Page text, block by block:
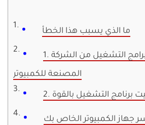
ما الذي يسبب هذا الخطأ
1. احصل على برامج التشغيل من الشركة
المصنعة للكمبيوتر
برنامج التشغيل بالقوة
جهاز الكمبيوتر الخاص بك